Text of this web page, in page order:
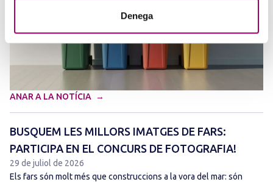
Denega
ANAR A LA NOTÍCIA
BUSQUEM LES MILLORS IMATGES DE FARS:
PARTICIPA EN EL CONCURS DE FOTOGRAFIA!
29 de juliol de 2026
Els fars són molt més que construccions a la vora del mar: són